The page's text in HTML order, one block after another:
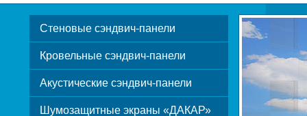
Стеновые сэндвич-панели
Кровельные сэндвич-панели
Акустические сэндвич-панели
Шумозащитные экраны «ДАКАР»